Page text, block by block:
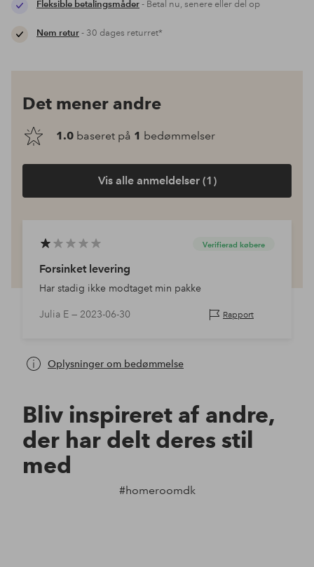
Fleksible betalingsmåder- Betal nu, senere eller del op
Nem retur- 30 dages returret*
Det mener andre
1.0 baseret på 1 bedømmelser
Vis alle anmeldelser (1)
Verifierad købere
Forsinket levering
Har stadig ikke modtaget min pakke
Julia E — 2023-06-30 Rapport
Oplysninger om bedømmelse
Bliv inspireret af andre,
der har delt deres stil
med
#homeroomdk